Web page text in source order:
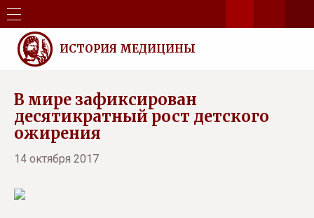
ИСТОРИЯ МЕДИЦИНЫ
В мире зафиксирован
десятикратный рост детского
ожирения
14 октября 2017